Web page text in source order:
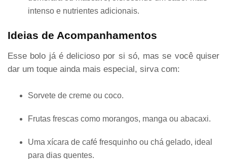
intenso e nutrientes adicionais.
Ideias de Acompanhamentos
Esse bolo já é delicioso por si só, mas se você quiser
dar um toque ainda mais especial, sirva com:
Sorvete de creme ou coco.
Frutas frescas como morangos, manga ou abacaxi.
Uma xícara de café fresquinho ou chá gelado, ideal
para dias quentes.